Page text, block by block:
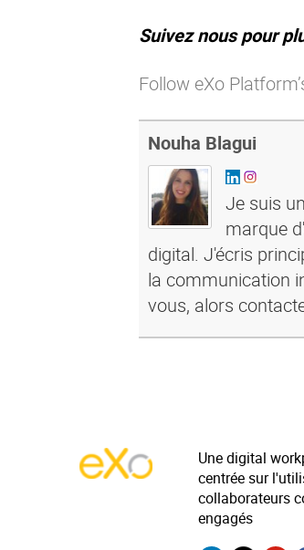
Suivez nous pour
Follow eXo
Nouha Blagui
Je suis
marque
digital. J'écris
la communication
vous, alors
Une digital
centrée sur
collaborateurs
engagés